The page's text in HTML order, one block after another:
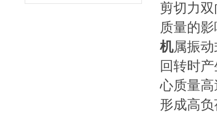
剪切力
质量的
机属振
回转时
心质量
形成高